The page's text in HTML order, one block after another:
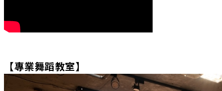
【專業舞蹈教室】